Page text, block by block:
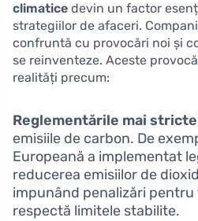
climatice devin un factor
strategiilor de afaceri.
confruntă cu provocări noi și
se reinventeze. Aceste
realități precum:
Reglementările mai stricte
emisiile de carbon. De
Europeană a implementat
reducerea emisiilor de
impunând penalizări pentru
respectă limitele stabilite.